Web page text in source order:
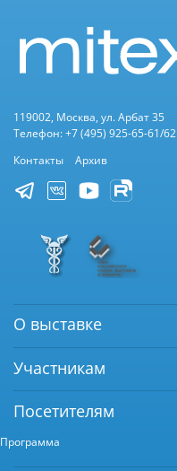
119002, Москва, ул. Арбат 35
Телефон: +7 (495) 925-65-61/62
Контакты
Архив
О выставке
Участникам
Посетителям
Программа